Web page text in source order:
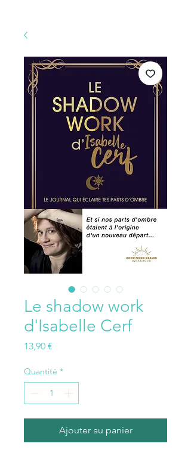
Le shadow work
d'Isabelle Cerf
13,90 €
Quantité *
Ajouter au panier